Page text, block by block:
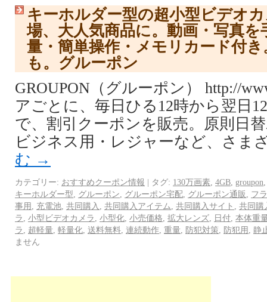
キーホルダー型の超小型ビデオ
場、大人気商品に。動画・写真を
量・簡単操作・メモリカード付
も。グルーポン
GROUPON（グルーポン） http://
アごとに、毎日ひる12時から翌日
で、割引クーポンを販売。原則日
ビジネス用・レジャーなど、さ
む →
カテゴリー: おすすめクーポン情報 | タグ: 130万画素 4GB groupon
キーホルダー型
グルーポン グルーポン宅配 グルーポン通販
フ
事用
充電池 共同購入 共同購入アイテム 共同購入サイト
共同購
ラ
小型ビデオカメラ 小型化 小売価格 拡大レンズ 日付 本体重
ラ
超軽量 軽量化 送料無料 連続動作 重量 防犯対策 防犯用
静
ません